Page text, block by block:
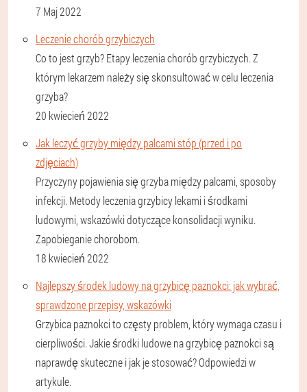
7 Maj 2022
Leczenie chorób grzybiczych
Co to jest grzyb? Etapy leczenia chorób grzybiczych. Z
którym lekarzem należy się skonsultować w celu leczenia
grzyba?
20 kwiecień 2022
Jak leczyć grzyby między palcami stóp (przed i po
zdjęciach)
Przyczyny pojawienia się grzyba między palcami, sposoby
infekcji. Metody leczenia grzybicy lekami i środkami
ludowymi, wskazówki dotyczące konsolidacji wyniku.
Zapobieganie chorobom.
18 kwiecień 2022
Najlepszy środek ludowy na grzybicę paznokci: jak wybrać,
sprawdzone przepisy, wskazówki
Grzybica paznokci to częsty problem, który wymaga czasu i
cierpliwości. Jakie środki ludowe na grzybicę paznokci są
naprawdę skuteczne i jak je stosować? Odpowiedzi w
artykule.